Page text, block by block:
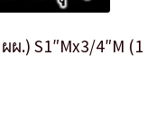
.) S1″Mx3/4″M (1